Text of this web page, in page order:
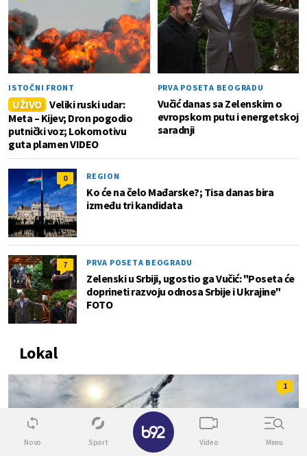
ISTOČNI FRONT
UŽIVO Veliki ruski udar:
Meta – Kijev; Dron pogodio
putnički voz; Lokomotivu
guta plamen VIDEO
PRVA POSETA BEOGRADU
Vučić danas sa Zelenskim o
evropskom putu i energetskoj
saradnji
0 REGION
Ko će na čelo Mađarske?; Tisa danas bira
između tri kandidata
7 PRVA POSETA BEOGRADU
Zelenski u Srbiji, ugostio ga Vučić: "Poseta će
doprineti razvoju odnosa Srbije i Ukrajine"
FOTO
Lokal
1
Novo Sport Video Menu
✕